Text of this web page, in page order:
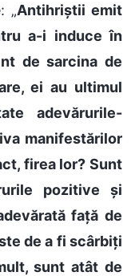
„Antihriștii emit
a-i induce în
de sarcina de
ei au ultimul
adevărurile-
manifestărilor
firea lor? Sunt
pozitive și
față de
de a fi scârbiți
sunt atât de